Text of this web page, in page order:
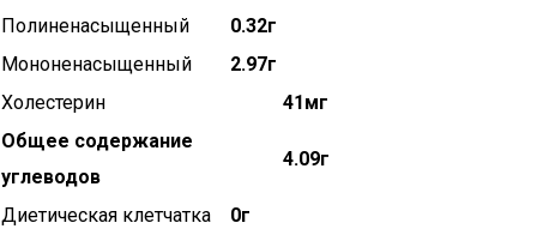
Полиненасыщенный
0.32г
Мононенасыщенный
2.97г
Холестерин
41мг
Общее содержание
углеводов
4.09г
Диетическая клетчатка
0г